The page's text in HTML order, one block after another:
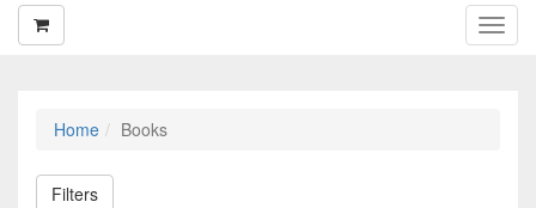
Home Books
Filters